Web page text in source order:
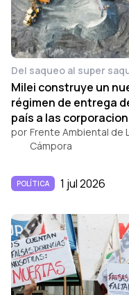
Del saqueo al super
Milei construye un
régimen de entrega
país a las
por Frente Ambiental de
Cámpora
POLÍTICA 1 jul 2026